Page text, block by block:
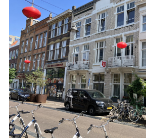
Aanmeldformulier regio